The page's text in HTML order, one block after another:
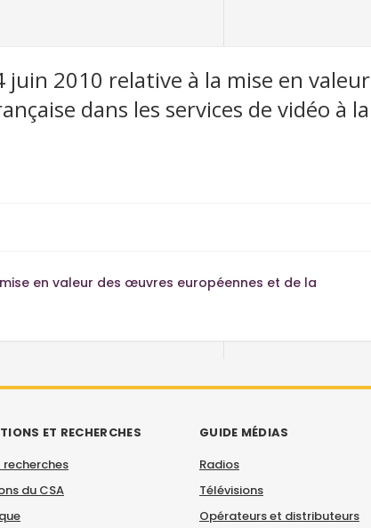
2010 relative à la mise en valeur
dans les services de vidéo à la
en valeur des œuvres européennes et de la
ET RECHERCHES
recherches
du CSA
GUIDE MÉDIAS
Radios
Télévisions
Opérateurs et distributeurs